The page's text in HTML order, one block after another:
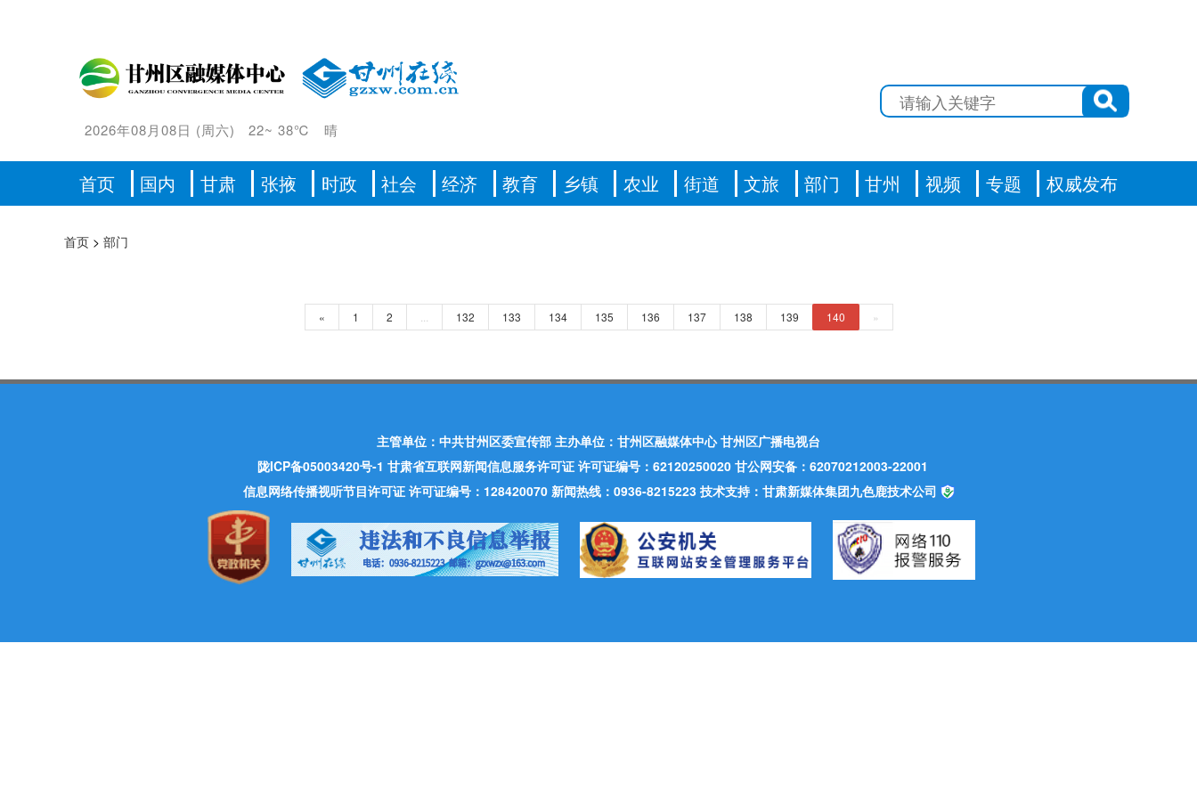
2026年08月08日 (周六) 22~ 38℃ 晴
首页 国内 甘肃 张掖 时政 社会 经济 教育 乡镇 农业 街道 文旅 部门 甘州 视频 专题 权威发布
首页 > 部门
« 1 2 132 133 134 135 136 137 138 139 140 »
主管单位：中共甘州区委宣传部 主办单位：甘州区融媒体中心 甘州区广播电视台
陇ICP备05003420号-1 甘肃省互联网新闻信息服务许可证 许可证编号：62120250020 甘公网安备：62070212003-22001
信息网络传播视听节目许可证 许可证编号：128420070 新闻热线：0936-8215223 技术支持：甘肃新媒体集团九色鹿技术公司